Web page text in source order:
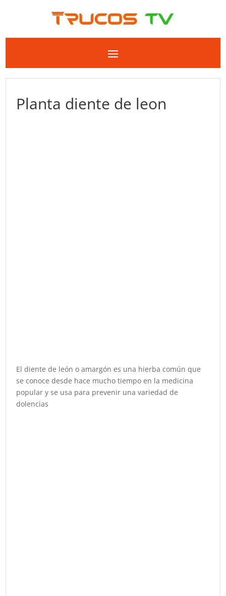
Planta diente de leon
El diente de león o amargón es una hierba común que
se conoce desde hace mucho tiempo en la medicina
popular y se usa para prevenir una variedad de
dolencias